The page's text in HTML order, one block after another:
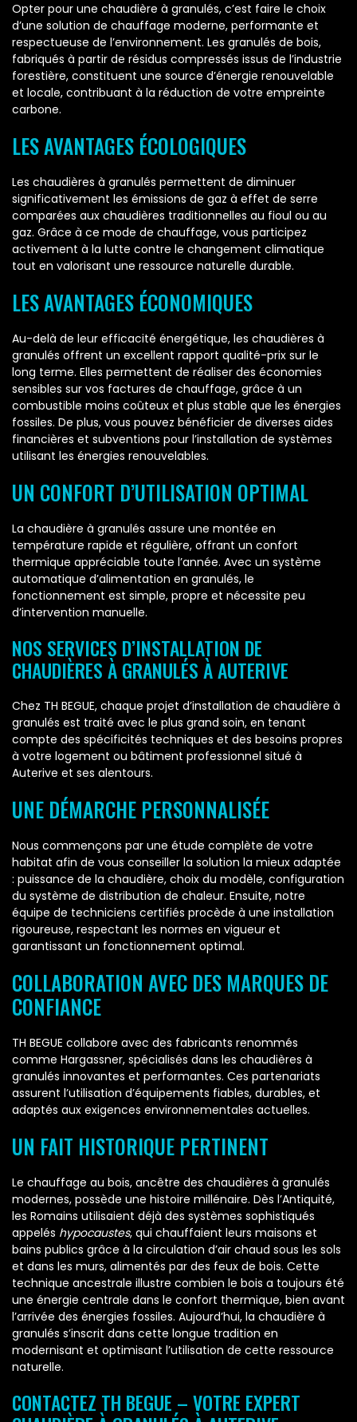
Opter pour une chaudière à granulés, c’est faire le choix
d’une solution de chauffage moderne, performante et
respectueuse de l’environnement. Les granulés de bois,
fabriqués à partir de résidus compressés issus de l’industrie
forestière, constituent une source d’énergie renouvelable
et locale, contribuant à la réduction de votre empreinte
carbone.
LES AVANTAGES ÉCOLOGIQUES
Les chaudières à granulés permettent de diminuer
significativement les émissions de gaz à effet de serre
comparées aux chaudières traditionnelles au fioul ou au
gaz. Grâce à ce mode de chauffage, vous participez
activement à la lutte contre le changement climatique
tout en valorisant une ressource naturelle durable.
LES AVANTAGES ÉCONOMIQUES
Au-delà de leur efficacité énergétique, les chaudières à
granulés offrent un excellent rapport qualité-prix sur le
long terme. Elles permettent de réaliser des économies
sensibles sur vos factures de chauffage, grâce à un
combustible moins coûteux et plus stable que les énergies
fossiles. De plus, vous pouvez bénéficier de diverses aides
financières et subventions pour l’installation de systèmes
utilisant les énergies renouvelables.
UN CONFORT D’UTILISATION OPTIMAL
La chaudière à granulés assure une montée en
température rapide et régulière, offrant un confort
thermique appréciable toute l’année. Avec un système
automatique d’alimentation en granulés, le
fonctionnement est simple, propre et nécessite peu
d’intervention manuelle.
NOS SERVICES D’INSTALLATION DE
CHAUDIÈRES À GRANULÉS À AUTERIVE
Chez TH BEGUE, chaque projet d’installation de chaudière à
granulés est traité avec le plus grand soin, en tenant
compte des spécificités techniques et des besoins propres
à votre logement ou bâtiment professionnel situé à
Auterive et ses alentours.
UNE DÉMARCHE PERSONNALISÉE
Nous commençons par une étude complète de votre
habitat afin de vous conseiller la solution la mieux adaptée
: puissance de la chaudière, choix du modèle, configuration
du système de distribution de chaleur. Ensuite, notre
équipe de techniciens certifiés procède à une installation
rigoureuse, respectant les normes en vigueur et
garantissant un fonctionnement optimal.
COLLABORATION AVEC DES MARQUES DE
CONFIANCE
TH BEGUE collabore avec des fabricants renommés
comme Hargassner, spécialisés dans les chaudières à
granulés innovantes et performantes. Ces partenariats
assurent l’utilisation d’équipements fiables, durables, et
adaptés aux exigences environnementales actuelles.
UN FAIT HISTORIQUE PERTINENT
Le chauffage au bois, ancêtre des chaudières à granulés
modernes, possède une histoire millénaire. Dès l’Antiquité,
les Romains utilisaient déjà des systèmes sophistiqués
appelés hypocaustes, qui chauffaient leurs maisons et
bains publics grâce à la circulation d’air chaud sous les sols
et dans les murs, alimentés par des feux de bois. Cette
technique ancestrale illustre combien le bois a toujours été
une énergie centrale dans le confort thermique, bien avant
l’arrivée des énergies fossiles. Aujourd’hui, la chaudière à
granulés s’inscrit dans cette longue tradition en
modernisant et optimisant l’utilisation de cette ressource
naturelle.
CONTACTEZ TH BEGUE – VOTRE EXPERT